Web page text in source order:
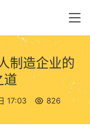
制造企业的
道
17:03 826